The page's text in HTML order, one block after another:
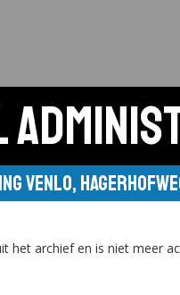
Venlo,
het archief en is niet meer